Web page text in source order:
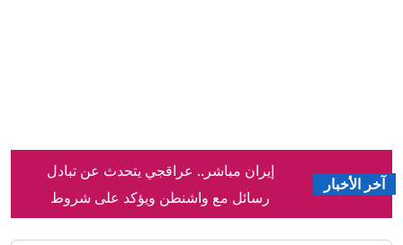
آخر الأخبار
إيران مباشر.. عراقجي يتحدث عن تبادل
رسائل مع واشنطن ويؤكد على شروط
طهران لفتح هرمز
خلال جولته اليوم بمحافظة مطروح..رئيس